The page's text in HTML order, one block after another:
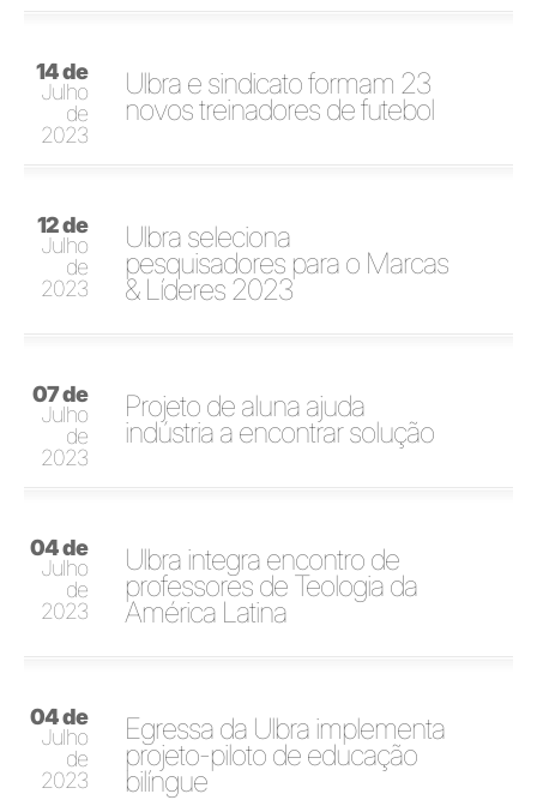
14 de
Julho
de
2023
Ulbra e sindicato formam 23
novos treinadores de futebol
12 de
Julho
de
2023
Ulbra seleciona
pesquisadores para o Marcas
& Líderes 2023
07 de
Julho
de
2023
Projeto de aluna ajuda
indústria a encontrar solução
04 de
Julho
de
2023
Ulbra integra encontro de
professores de Teologia da
América Latina
04 de
Julho
de
2023
Egressa da Ulbra implementa
projeto-piloto de educação
bilíngue